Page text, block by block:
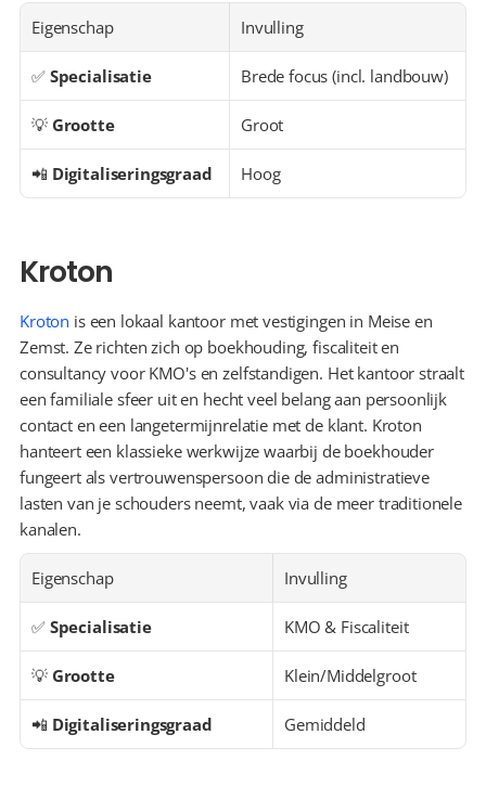
Eigenschap Invulling
✅ Specialisatie Brede focus (incl. landbouw)
💡 Grootte Groot
📲 Digitaliseringsgraad Hoog
Kroton
Kroton is een lokaal kantoor met vestigingen in Meise en
Zemst. Ze richten zich op boekhouding, fiscaliteit en
consultancy voor KMO's en zelfstandigen. Het kantoor straalt
een familiale sfeer uit en hecht veel belang aan persoonlijk
contact en een langetermijnrelatie met de klant. Kroton
hanteert een klassieke werkwijze waarbij de boekhouder
fungeert als vertrouwenspersoon die de administratieve
lasten van je schouders neemt, vaak via de meer traditionele
kanalen.
Eigenschap Invulling
✅ Specialisatie KMO & Fiscaliteit
💡 Grootte Klein/Middelgroot
📲 Digitaliseringsgraad Gemiddeld